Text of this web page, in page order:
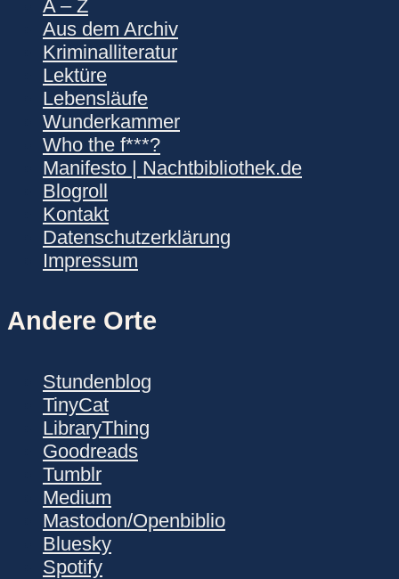
A – Z
Aus dem Archiv
Kriminalliteratur
Lektüre
Lebensläufe
Wunderkammer
Who the f***?
Manifesto | Nachtbibliothek.de
Blogroll
Kontakt
Datenschutzerklärung
Impressum
Andere Orte
Stundenblog
TinyCat
LibraryThing
Goodreads
Tumblr
Medium
Mastodon/Openbiblio
Bluesky
Spotify